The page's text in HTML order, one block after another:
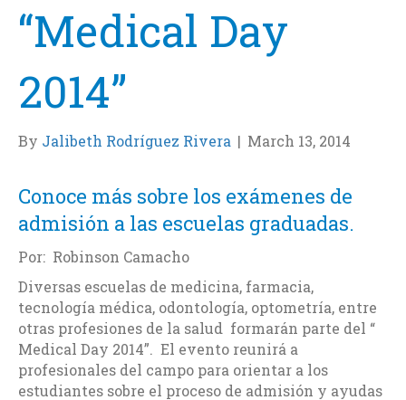
“Medical Day
2014”
By Jalibeth Rodríguez Rivera | March 13, 2014
Conoce más sobre los exámenes de
admisión a las escuelas graduadas.
Por: Robinson Camacho
Diversas escuelas de medicina, farmacia,
tecnología médica, odontología, optometría, entre
otras profesiones de la salud formarán parte del “
Medical Day 2014”. El evento reunirá a
profesionales del campo para orientar a los
estudiantes sobre el proceso de admisión y ayudas